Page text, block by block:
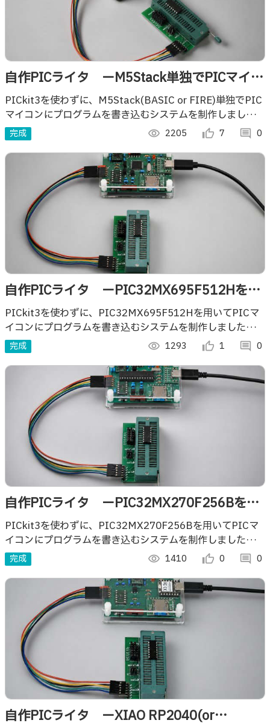
自作PICライタ ーM5Stack単独でPICマイコ
ンに書き込むー
PICkit3を使わずに、M5Stack(BASIC or FIRE)単独でPIC
マイコンにプログラムを書き込むシステムを制作しましたの
でご紹介します。
完成 visibility 2205 thumb_up_alt 7 comment 0
自作PICライタ ーPIC32MX695F512Hを用
いてPICマイコンに書き込むー
PICkit3を使わずに、PIC32MX695F512Hを用いてPICマ
イコンにプログラムを書き込むシステムを制作しましたので
ご紹介します。
完成 visibility 1293 thumb_up_alt 1 comment 0
自作PICライタ ーPIC32MX270F256Bを用
いてPICマイコンに書き込むー
PICkit3を使わずに、PIC32MX270F256Bを用いてPICマ
イコンにプログラムを書き込むシステムを制作しましたので
ご紹介します。
完成 visibility 1410 thumb_up_alt 0 comment 0
自作PICライタ ーXIAO RP2040(or